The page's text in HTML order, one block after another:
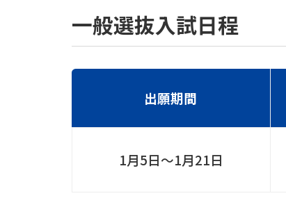
一般選抜入試日程
出願期間
1月5日〜1月21日